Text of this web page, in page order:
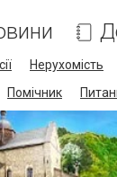
Нерухомість
Помічник